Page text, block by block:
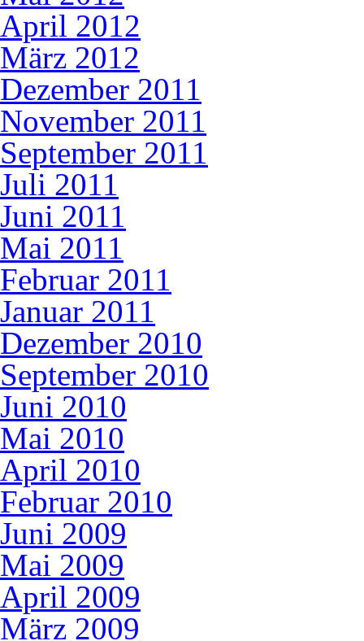
April 2012
März 2012
Dezember 2011
November 2011
September 2011
Juli 2011
Juni 2011
Mai 2011
Februar 2011
Januar 2011
Dezember 2010
September 2010
Juni 2010
Mai 2010
April 2010
Februar 2010
Juni 2009
Mai 2009
April 2009
März 2009